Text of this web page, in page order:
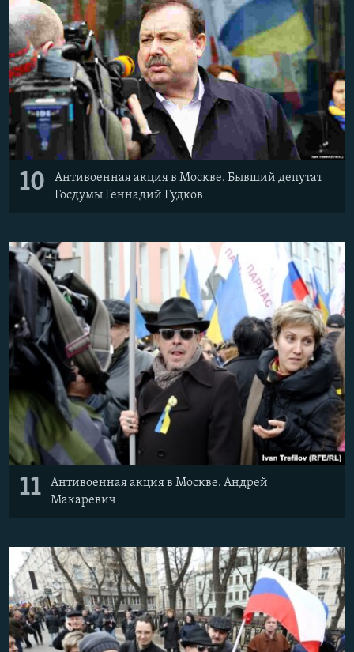
10
Антивоенная акция в Москве. Бывший депутат
Госдумы Геннадий Гудков
11
Антивоенная акция в Москве. Андрей
Макаревич